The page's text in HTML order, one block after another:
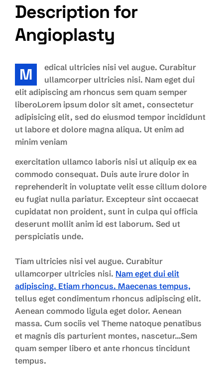
Description for
Angioplasty
M
edical ultricies nisi vel augue. Curabitur
ullamcorper ultricies nisi. Nam eget dui
elit adipiscing am rhoncus sem quam semper
liberoLorem ipsum dolor sit amet, consectetur
adipisicing elit, sed do eiusmod tempor incididunt
ut labore et dolore magna aliqua. Ut enim ad
minim veniam
exercitation ullamco laboris nisi ut aliquip ex ea
commodo consequat. Duis aute irure dolor in
reprehenderit in voluptate velit esse cillum dolore
eu fugiat nulla pariatur. Excepteur sint occaecat
cupidatat non proident, sunt in culpa qui officia
deserunt mollit anim id est laborum. Sed ut
perspiciatis unde.
Tiam ultricies nisi vel augue. Curabitur
ullamcorper ultricies nisi. Nam eget dui elit
adipiscing. Etiam rhoncus. Maecenas tempus,
tellus eget condimentum rhoncus adipiscing elit.
Aenean commodo ligula eget dolor. Aenean
massa. Cum sociis vel Theme natoque penatibus
et magnis dis parturient montes, nascetur…Sem
quam semper libero et ante rhoncus tincidunt
tempus.